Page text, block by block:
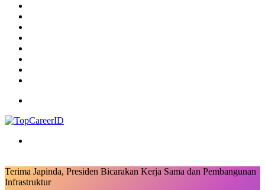
Terima Japinda, Presiden Bicarakan Kerja Sama dan Pembangunan
Infrastruktur